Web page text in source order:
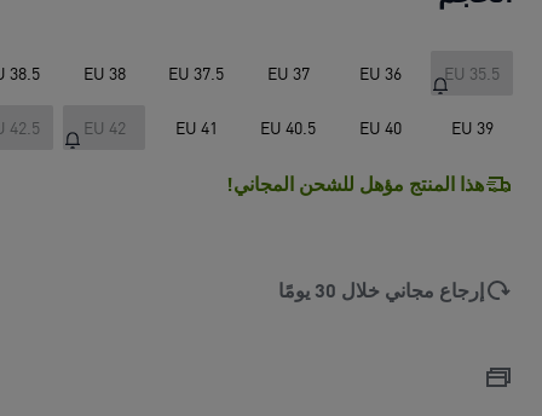
EU 35.5
EU 36
EU 37
EU 37.5
EU 38
38.5
EU 39
EU 40
EU 40.5
EU 41
EU 42
42.5
هذا المنتج مؤهل للشحن المجاني!
إرجاع مجاني خلال 30 يومًا